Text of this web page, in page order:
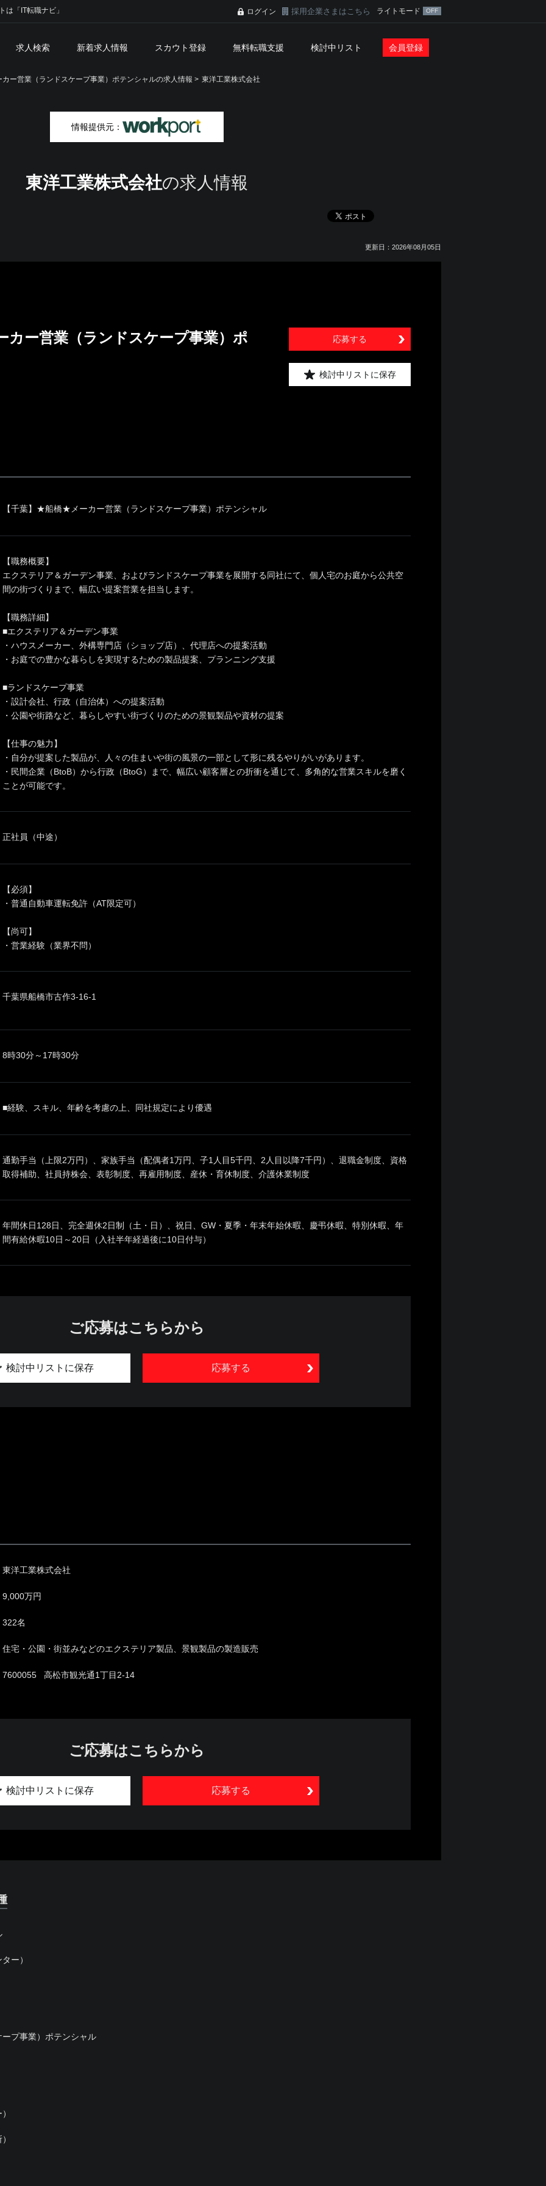
は「IT転職ナビ」 ログイン 採用企業さまはこちら ライトモード
求人検索 新着求人情報 スカウト登録 無料転職支援 検討中リスト 会員登録
ー営業（ランドスケープ事業）ポテンシャルの求人情報 > 東洋工業株式会社
情報提供元：
東洋工業株式会社の求人情報
更新日：2026年08月05日
ー営業（ランドスケープ事業）ポ 応募する
検討中リストに保存
【千葉】★船橋★メーカー営業（ランドスケープ事業）ポテンシャル
【職務概要】
エクステリア＆ガーデン事業、およびランドスケープ事業を展開する同社にて、個人宅のお庭から公共空
間の街づくりまで、幅広い提案営業を担当します。
【職務詳細】
■エクステリア＆ガーデン事業
・ハウスメーカー、外構専門店（ショップ店）、代理店への提案活動
・お庭での豊かな暮らしを実現するための製品提案、プランニング支援
■ランドスケープ事業
・設計会社、行政（自治体）への提案活動
・公園や街路など、暮らしやすい街づくりのための景観製品や資材の提案
【仕事の魅力】
・自分が提案した製品が、人々の住まいや街の風景の一部として形に残るやりがいがあります。
・民間企業（BtoB）から行政（BtoG）まで、幅広い顧客層との折衝を通じて、多角的な営業スキルを磨く
ことが可能です。
正社員（中途）
【必須】
・普通自動車運転免許（AT限定可）
【尚可】
・営業経験（業界不問）
千葉県船橋市古作3-16-1
8時30分～17時30分
■経験、スキル、年齢を考慮の上、同社規定により優遇
通勤手当（上限2万円）、家族手当（配偶者1万円、子1人目5千円、2人目以降7千円）、退職金制度、資格
取得補助、社員持株会、表彰制度、再雇用制度、産休・育休制度、介護休業制度
年間休日128日、完全週休2日制（土・日）、祝日、GW・夏季・年末年始休暇、慶弔休暇、特別休暇、年
間有給休暇10日～20日（入社半年経過後に10日付与）
ご応募はこちらから
応募する
検討中リストに保存
東洋工業株式会社
9,000万円
322名
住宅・公園・街並みなどのエクステリア製品、景観製品の製造販売
7600055 高松市観光通1丁目2-14
ご応募はこちらから
応募する
検討中リストに保存
ー）
プ事業）ポテンシャル